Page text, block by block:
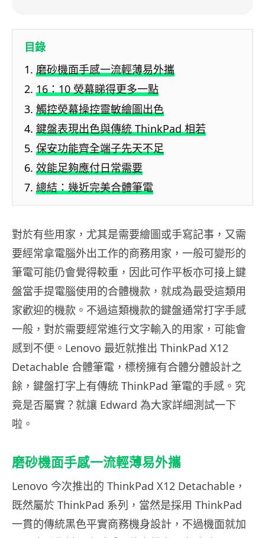
目錄
磨砂機面手感一流輕薄易外攜
16：10 熒幕睇得更多一點
觸控熒幕操控靈敏繪圖出色
鍵盤表現出色與傳統 ThinkPad 相若
保安功能齊全端子先天不足
效能足夠應付日常需要
總結：幾近完美合體筆電
對於有些用家，尤其是需要繪圖或手寫記事，又需
要經常拿電腦外出工作的商務用家，一般可變形的
筆電可能仍會覺得較重，因此可作平板亦可接上鍵
盤當手提電腦使用的合體機款，就成為最受這類用
家歡迎的機款。不過這類機款的鍵盤通常打字手感
一般，對於需要經常進行文字輸入的用家，可能會
感到不便。Lenovo 最近就推出 ThinkPad X12
Detachable 合體筆電，標榜擁有合體分體設計之
餘，鍵盤打字上有傳統 ThinkPad 筆電的手感。究
竟是否屬實？就讓 Edward 為大家詳細測試一下
啦。
磨砂機面手感一流輕薄易外攜
Lenovo 今次推出的 ThinkPad X12 Detachable，
既然屬於 ThinkPad 系列，當然是採用 ThinkPad
一貫的傳統黑色平實商務機身設計，不過機面就加